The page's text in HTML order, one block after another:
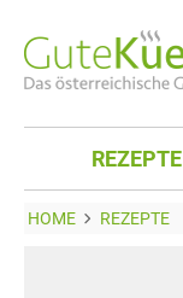
REZEPTE
HOME REZEPTE